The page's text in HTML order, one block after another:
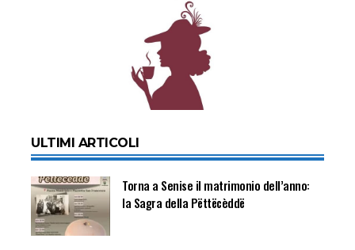
ULTIMI ARTICOLI
Torna a Senise il matrimonio dell’anno:
la Sagra della Pëttëcèddë